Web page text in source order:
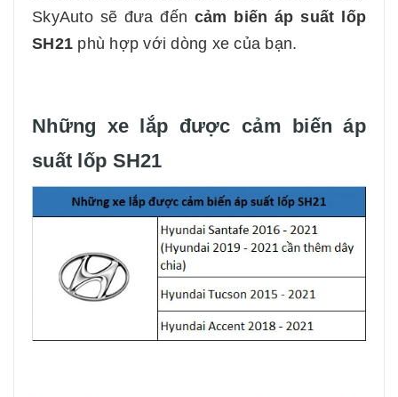
SkyAuto sẽ đưa đến cảm biến áp suất lốp
SH21 phù hợp với dòng xe của bạn.
Những xe lắp được cảm biến áp
suất lốp SH21